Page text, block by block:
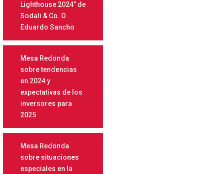
Lighthouse 2024” de
Sodali & Co. D.
Eduardo Sancho
Mesa Redonda
sobre tendencias
en 2024 y
expectativas de los
inversores para
2025
Mesa Redonda
sobre situaciones
especiales en la